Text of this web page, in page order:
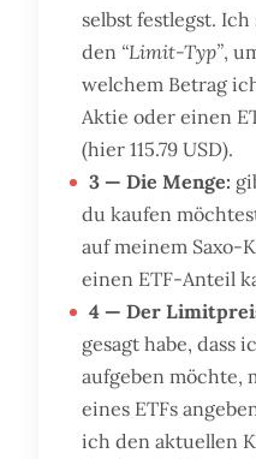
selbst festlegst.
den “Limit-Typ”,
welchem Betrag
Aktie oder einen
(hier 115.79 USD).
3 — Die Menge:
du kaufen
auf meinem Saxo-
einen ETF-Anteil
4 — Der
gesagt habe, dass
aufgeben möchte,
eines ETFs
ich den aktuellen